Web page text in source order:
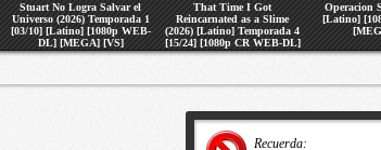
Stuart No Logra Salvar el
Universo (2026) Temporada 1
[03/10] [Latino] [1080p WEB-
DL] [MEGA] [VS]
That Time I Got
Reincarnated as a Slime
(2026) [Latino] Temporada 4
[15/24] [1080p CR WEB-DL]
[MEGA] [VS]
Operacion
[Latino]
Recuerda: